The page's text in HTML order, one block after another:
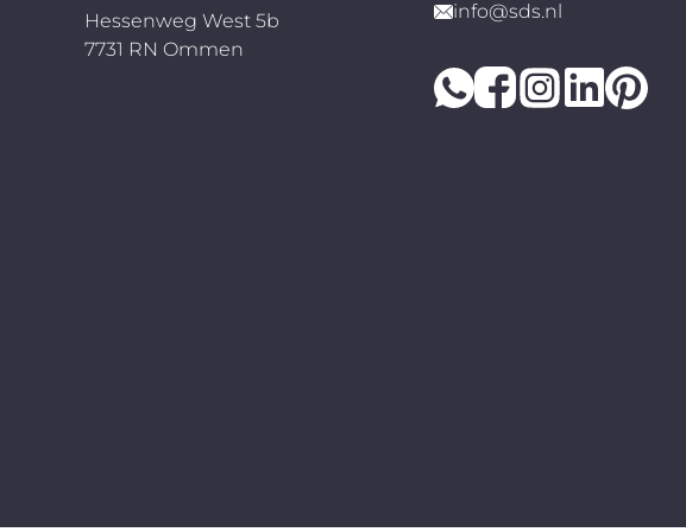
Hessenweg West 5b
7731 RN Ommen
info@sds.nl